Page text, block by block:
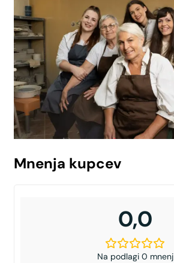
Mnenja kupcev
0,0
Na podlagi 0 mnenj